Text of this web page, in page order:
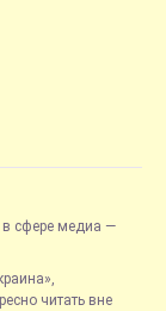
в сфере медиа —
читать вне